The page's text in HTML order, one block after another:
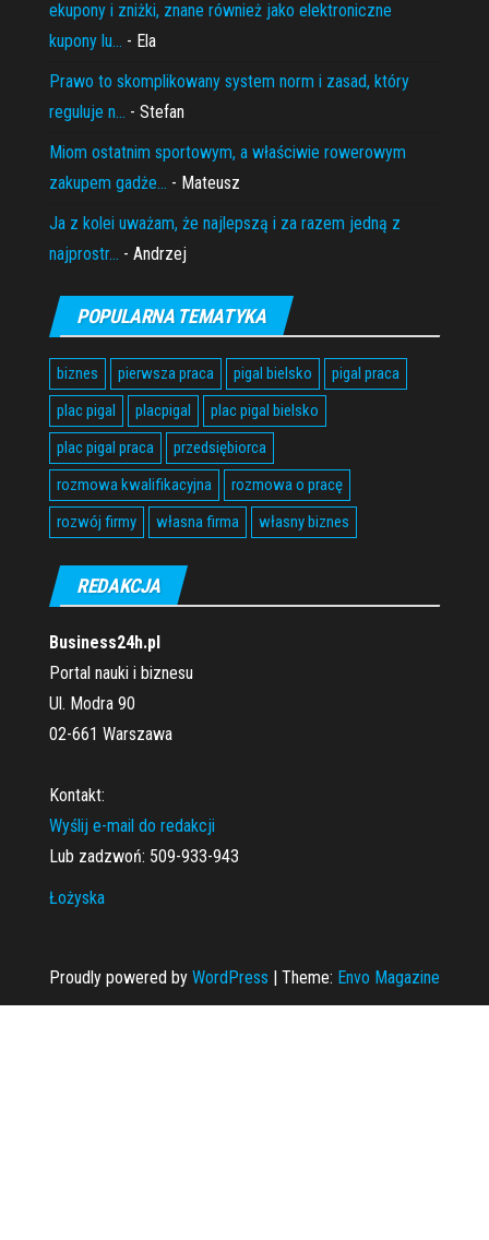
ekupony i zniżki, znane również jako elektroniczne
kupony lu... - Ela
Prawo to skomplikowany system norm i zasad, który
reguluje n... - Stefan
Miom ostatnim sportowym, a właściwie rowerowym
zakupem gadże... - Mateusz
Ja z kolei uważam, że najlepszą i za razem jedną z
najprostr... - Andrzej
POPULARNA TEMATYKA
biznes pierwsza praca pigal bielsko
pigal praca
plac pigal
placpigal
plac pigal bielsko
plac pigal praca
przedsiębiorca
rozmowa kwalifikacyjna
rozmowa o pracę
rozwój firmy
własna firma własny biznes
REDAKCJA
Business24h.pl
Portal nauki i biznesu
Ul. Modra 90
02-661 Warszawa
Kontakt:
Wyślij e-mail do redakcji
Lub zadzwoń: 509-933-943
Łożyska
Proudly powered by WordPress Theme: Envo Magazine